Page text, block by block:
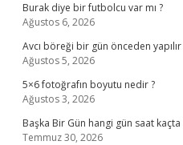
Burak diye bir futbolcu var mı ?
Ağustos 6, 2026
Avcı böreği bir gün önceden yapılır
Ağustos 5, 2026
5×6 fotoğrafın boyutu nedir ?
Ağustos 3, 2026
Başka Bir Gün hangi gün saat kaçta
Temmuz 30, 2026